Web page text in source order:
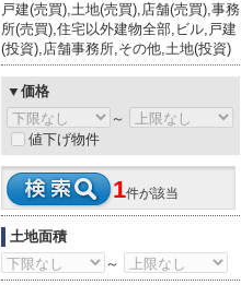
戸建(売買),土地(売買),店舗(売買),事務
所(売買),住宅以外建物全部,ビル,戸建
(投資),店舗事務所,その他,土地(投資)
▼価格
～
値下げ物件
1件が該当
土地面積
～